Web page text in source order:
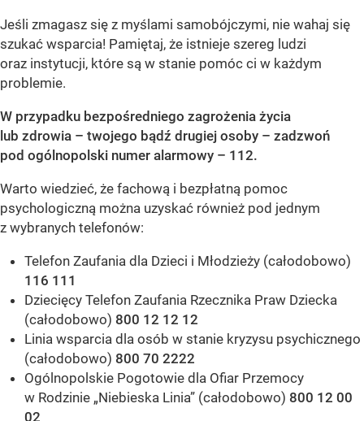
Jeśli zmagasz się z myślami samobójczymi, nie wahaj się
szukać wsparcia! Pamiętaj, że istnieje szereg ludzi
oraz instytucji, które są w stanie pomóc ci w każdym
problemie.
W przypadku bezpośredniego zagrożenia życia
lub zdrowia – twojego bądź drugiej osoby – zadzwoń
pod ogólnopolski numer alarmowy – 112.
Warto wiedzieć, że fachową i bezpłatną pomoc
psychologiczną można uzyskać również pod jednym
z wybranych telefonów:
Telefon Zaufania dla Dzieci i Młodzieży (całodobowo)
116 111
Dziecięcy Telefon Zaufania Rzecznika Praw Dziecka
(całodobowo) 800 12 12 12
Linia wsparcia dla osób w stanie kryzysu psychicznego
(całodobowo) 800 70 2222
Ogólnopolskie Pogotowie dla Ofiar Przemocy
w Rodzinie „Niebieska Linia” (całodobowo) 800 12 00
02